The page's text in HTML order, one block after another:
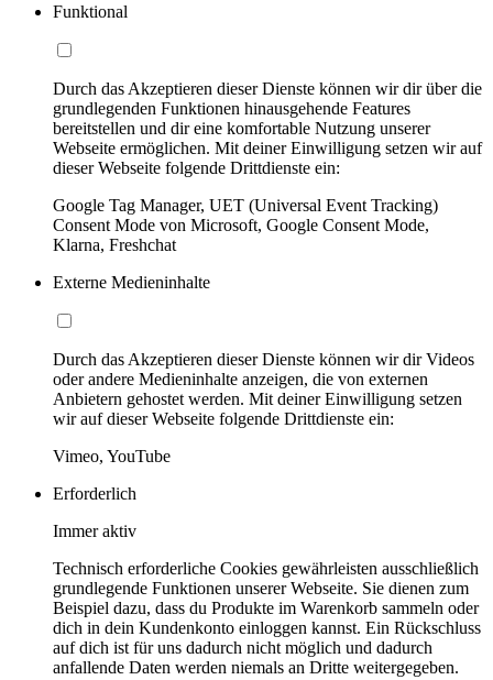
Funktional
Durch das Akzeptieren dieser Dienste können wir dir über die
grundlegenden Funktionen hinausgehende Features
bereitstellen und dir eine komfortable Nutzung unserer
Webseite ermöglichen. Mit deiner Einwilligung setzen wir auf
dieser Webseite folgende Drittdienste ein:
Google Tag Manager, UET (Universal Event Tracking)
Consent Mode von Microsoft, Google Consent Mode,
Klarna, Freshchat
Externe Medieninhalte
Durch das Akzeptieren dieser Dienste können wir dir Videos
oder andere Medieninhalte anzeigen, die von externen
Anbietern gehostet werden. Mit deiner Einwilligung setzen
wir auf dieser Webseite folgende Drittdienste ein:
Vimeo, YouTube
Erforderlich
Immer aktiv
Technisch erforderliche Cookies gewährleisten ausschließlich
grundlegende Funktionen unserer Webseite. Sie dienen zum
Beispiel dazu, dass du Produkte im Warenkorb sammeln oder
dich in dein Kundenkonto einloggen kannst. Ein Rückschluss
auf dich ist für uns dadurch nicht möglich und dadurch
anfallende Daten werden niemals an Dritte weitergegeben.